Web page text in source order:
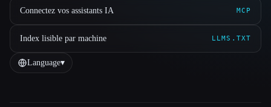
Connectez vos assistants IA MCP
Index lisible par machine LLMS.TXT
Language▾